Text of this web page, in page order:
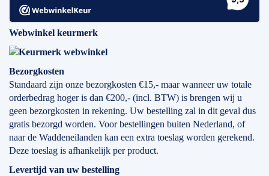
Webwinkel keurmerk
Bezorgkosten
Standaard zijn onze bezorgkosten €15,- maar wanneer uw totale
orderbedrag hoger is dan €200,- (incl. BTW) is brengen wij u
geen bezorgkosten in rekening. Uw bestelling zal in dit geval dus
gratis bezorgd worden. Voor bestellingen buiten Nederland, of
naar de Waddeneilanden kan een extra toeslag worden gerekend.
Deze toeslag is afhankelijk per product.
Levertijd van uw bestelling